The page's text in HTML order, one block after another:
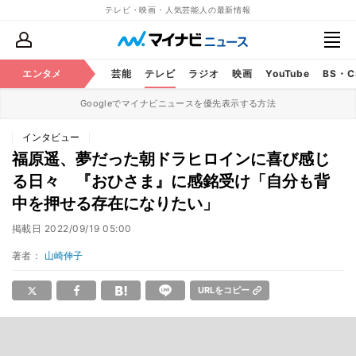
テレビ・映画・人気芸能人の最新情報
エンタメ 芸能 テレビ ラジオ 映画 YouTube BS・
Googleでマイナビニュースを優先表示する方法
インタビュー
福原遥、夢だった朝ドラヒロインに喜び感じ
る日々 『おひさま』に感銘受け「自分も背
中を押せる存在になりたい」
掲載日 2022/09/19 05:00
著者： 山崎伸子
URLをコピー